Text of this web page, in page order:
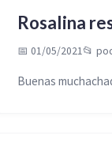
Rosalina
📅 01/05/2021📂
Buenas